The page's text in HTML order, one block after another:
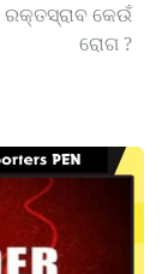
ରକ୍ତସ୍ରାବ କେଉଁ
ରୋଗ ?